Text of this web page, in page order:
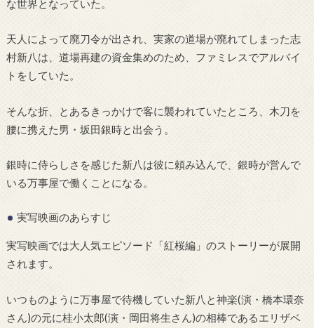
な世界となっていた。
天人によって廃刀令が出され、実家の道場が廃れてしまった志
村新八は、道場再建の資金集めのため、ファミレスでアルバイ
トをしていた。
そんな折、とあるきっかけで客に襲われていたところ、木刀を
腰に携えた男・坂田銀時と出会う。
銀時に侍らしさを感じた新八は彼に頼み込んで、銀時が営んで
いる万事屋で働くことになる。
実写映画のあらすじ
実写映画では大人気エピソード「紅桜編」のストーリーが展開
されます。
いつものように万事屋で待機していた新八と神楽(演・橋本環奈
さん)の元に桂小太郎(演・岡田将生さん)の相棒であるエリザベ